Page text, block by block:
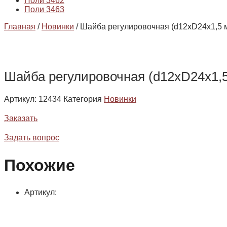
Поли 3463
Главная / Новинки / Шайба регулировочная (d12xD24x1,5
Шайба регулировочная
Артикул: 12434 Категория Новинки
Заказать
Задать вопрос
Похожие
Артикул: